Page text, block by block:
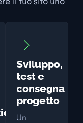
Sviluppo,
test e
consegna
progetto
Un